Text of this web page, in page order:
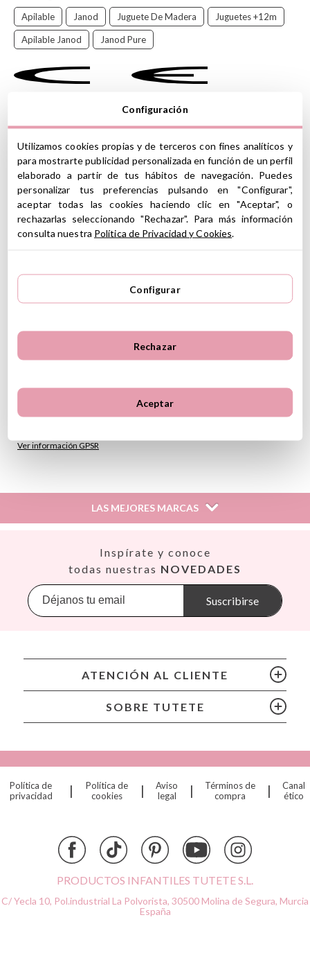
Apilable Janod Juguete De Madera Juguetes +12m
Apilable Janod Janod Pure
donde tu bebé podrá poner a anidar un pequeño pajarito.
Los peques lo pasarán en grande colocando cada pieza de este
original apilable-nido.
Descubre la colecciónPurede Janod formada por juguetes
didácticos de madera de aprendizaje temprano.
CARACTERÍSTICAS
mano-ojo
legislación de la Unión Europea
Ver información GPSR
LAS MEJORES MARCAS
Banwood
BIBS
Cristina de Jos'h
Djeco
Inspírate y conoce
todas nuestras NOVEDADES
Suscribirse
ATENCIÓN AL CLIENTE
SOBRE TUTETE
Política de
privacidad
|
Política de
cookies
|
Aviso
legal
|
Términos de
compra
|
Canal
ético
PRODUCTOS INFANTILES TUTETE S.L.
C/ Yecla 10, Pol.industrial La Polvorista, 30500 Molina de Segura, Murcia
España
Configuración
Utilizamos cookies propias y de terceros con fines analíticos y
para mostrarte publicidad personalizada en función de un perfil
elaborado a partir de tus hábitos de navegación. Puedes
personalizar tus preferencias pulsando en "Configurar",
aceptar todas las cookies haciendo clic en "Aceptar", o
rechazarlas seleccionando "Rechazar". Para más información
consulta nuestra Política de Privacidad y Cookies.
Configurar
Rechazar
Aceptar